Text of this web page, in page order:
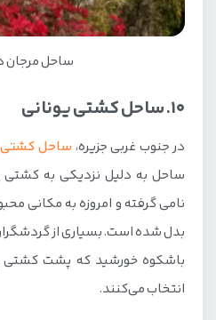
ساحل
10. ساحل کشتی یونانی
در جنوب غربی جزیره، ساحل کشتی
ساحل به دلیل نزدیکی به
نامی گرفته و امروزه به مکانی
بدل شده است. بسیاری از
باشکوه خورشید که پشت کشتی
انتخاب می‌کنند.